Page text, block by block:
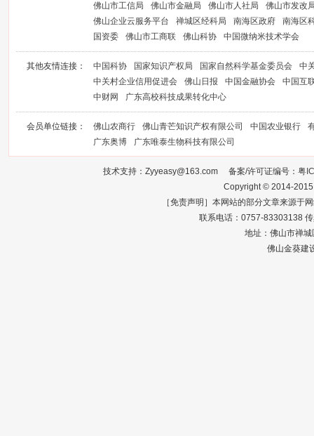
佛山市工信局
佛山市金融局 佛山市人社局
佛山市发改
佛山企业云服务平台
禅城区经科局 南海区政府
南海区
国资委
佛山市工商联 佛山科协 中国微纳米技术学会
其他友情连接： 中国科协 国家知识产权局 国家自然科学基金委员会
中
中关村企业信用促进会
佛山日报 中国金融协会
中国互
中财网
广东高校科技成果转化中心
会员单位链接： 佛山农商行 佛山青芒知识产权有限公司 中国农业银行
广东奥博
广东唯泰生物科技有限公司
技术支持：Zyyeasy@163.com 备案/许可证编号： 粤
Copyright © 2014-
［免责声明］本网站的部分文章来源于
联系电话：0757-83303138
地址：佛山市禅
佛山金葵建